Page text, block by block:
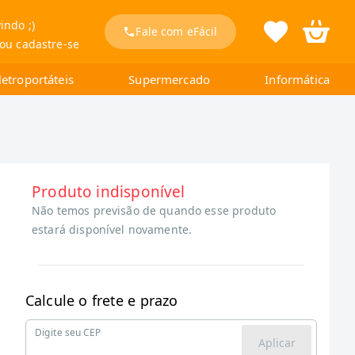
;)
cadastre-se
Fale com eFácil
Supermercado Informática
Produto indisponível
Não temos previsão de quando esse produto
estará disponível novamente.
Calcule o frete e prazo
Digite seu CEP
Aplicar